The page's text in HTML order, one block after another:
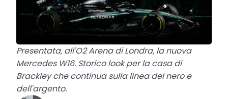
Presentata, all'O2 Arena di Londra, la nuova
Mercedes W16. Storico look per la casa di
Brackley che continua sulla linea del nero e
dell'argento.